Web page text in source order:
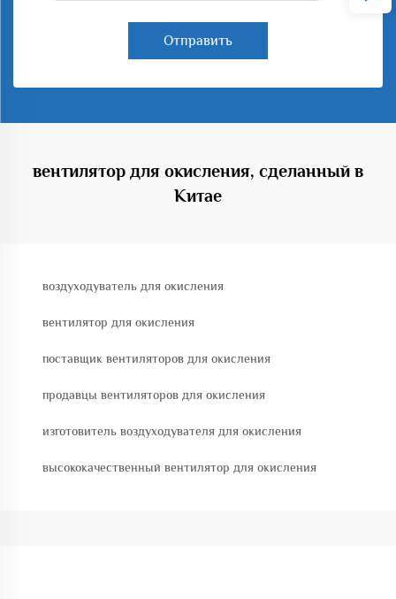
Отправить
вентилятор для окисления, сделанный в
Китае
воздуходуватель для окисления
вентилятор для окисления
поставщик вентиляторов для окисления
продавцы вентиляторов для окисления
изготовитель воздуходувателя для окисления
высококачественный вентилятор для окисления